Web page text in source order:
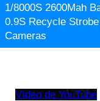
1/8000S 2600Mah
0.9S Recycle
Cameras
Vídeo de YouTube